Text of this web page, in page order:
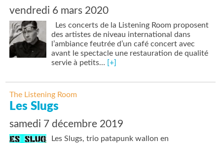
vendredi 6 mars 2020
Les concerts de la Listening Room proposent
des artistes de niveau international dans
l’ambiance feutrée d’un café concert avec
avant le spectacle une restauration de qualité
servie à petits… [+]
The Listening Room
Les Slugs
samedi 7 décembre 2019
Les Slugs, trio patapunk wallon en